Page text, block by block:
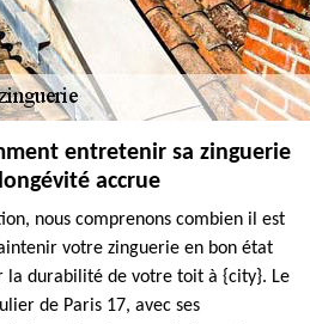
entretenir sa zinguerie
accrue
nous comprenons combien il est
votre zinguerie en bon état
la durabilité de votre toit à {city}. Le
de Paris 17, avec ses